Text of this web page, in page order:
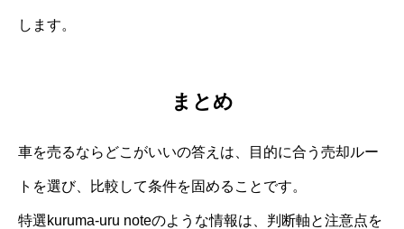
します。
まとめ
車を売るならどこがいいの答えは、目的に合う売却ルー
トを選び、比較して条件を固めることです。
特選kuruma-uru noteのような情報は、判断軸と注意点を